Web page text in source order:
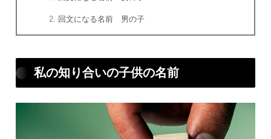
回文になる名前 男の子
私の知り合いの子供の名前